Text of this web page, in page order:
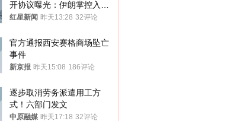
开协议曝光：伊朗掌控入湾
航道，与阿曼平分“服务费”
红星新闻 昨天13:28 32评论
官方通报西安赛格商场坠亡
事件
新京报 昨天15:08 186评论
逐步取消劳务派遣用工方
式！六部门发文
中原融媒 昨天17:18 32评论